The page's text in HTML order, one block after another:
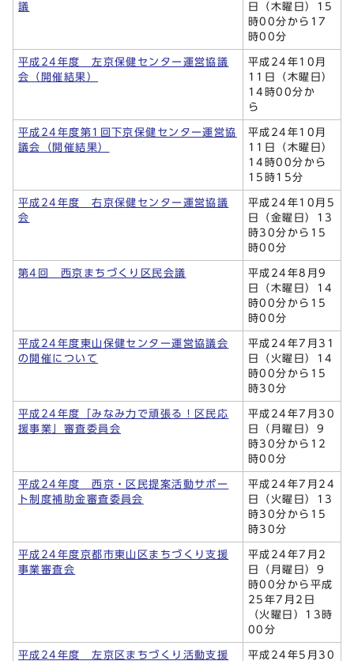
議
日（木曜日）15
時00分から17
時00分
平成24年度 左京保健センター運営協議
会（開催結果）
平成24年10月
11日（木曜日）
14時00分か
ら
平成24年度第1回下京保健センター運営協
議会（開催結果）
平成24年10月
11日（木曜日）
14時00分から
15時15分
平成24年度 右京保健センター運営協議
会
平成24年10月5
日（金曜日）13
時30分から15
時00分
第4回 西京まちづくり区民会議
平成24年8月9
日（木曜日）14
時00分から15
時00分
平成24年度東山保健センター運営協議会
の開催について
平成24年7月31
日（火曜日）14
時00分から15
時30分
平成24年度「みなみ力で頑張る！区民応
援事業」審査委員会
平成24年7月30
日（月曜日）9
時30分から12
時00分
平成24年度 西京・区民提案活動サポー
ト制度補助金審査委員会
平成24年7月24
日（火曜日）13
時30分から15
時30分
平成24年度京都市東山区まちづくり支援
事業審査会
平成24年7月2
日（月曜日）9
時00分から平成
25年7月2日
（火曜日）13時
00分
平成24年度 左京区まちづくり活動支援
平成24年5月30